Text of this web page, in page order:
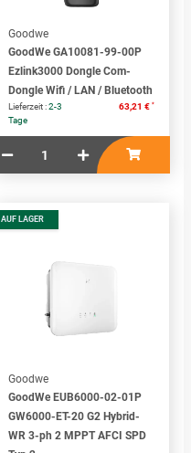
Goodwe
GoodWe GA10081-99-00P
Ezlink3000 Dongle Com-
Dongle Wifi / LAN / Bluetooth
Lieferzeit :2-3
Tage
63,21 € *
AUF LAGER
Goodwe
GoodWe EUB6000-02-01P
GW6000-ET-20 G2 Hybrid-
WR 3-ph 2 MPPT AFCI SPD